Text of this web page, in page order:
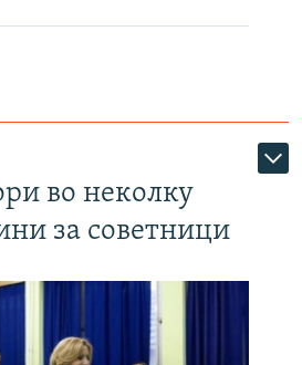
во неколку
за советници